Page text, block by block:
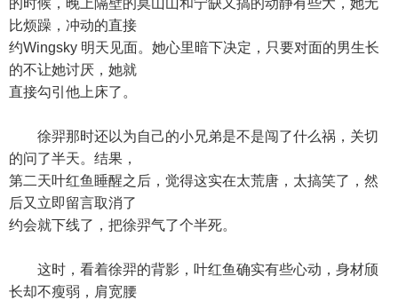
的时候，晚上隔壁的莫山山和宁缺又搞的动静有些大，她无
比烦躁，冲动的直接
约Wingsky 明天见面。她心里暗下决定，只要对面的男生长
的不让她讨厌，她就
直接勾引他上床了。
徐羿那时还以为自己的小兄弟是不是闯了什么祸，关切
的问了半天。结果，
第二天叶红鱼睡醒之后，觉得这实在太荒唐，太搞笑了，然
后又立即留言取消了
约会就下线了，把徐羿气了个半死。
这时，看着徐羿的背影，叶红鱼确实有些心动，身材颀
长却不瘦弱，肩宽腰